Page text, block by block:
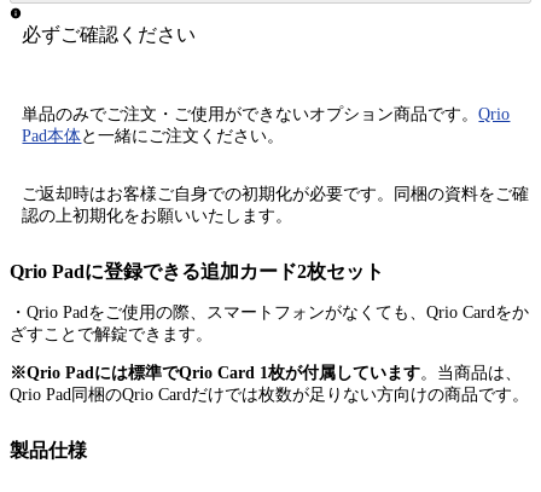
必ずご確認ください
単品のみでご注文・ご使用ができないオプション商品です。Qrio
Pad本体と一緒にご注文ください。
ご返却時はお客様ご自身での初期化が必要です。同梱の資料をご確
認の上初期化をお願いいたします。
Qrio Padに登録できる追加カード2枚セット
・Qrio Padをご使用の際、スマートフォンがなくても、Qrio Cardをか
ざすことで解錠できます。
※Qrio Padには標準でQrio Card 1枚が付属しています。当商品は、
Qrio Pad同梱のQrio Cardだけでは枚数が足りない方向けの商品です。
製品仕様